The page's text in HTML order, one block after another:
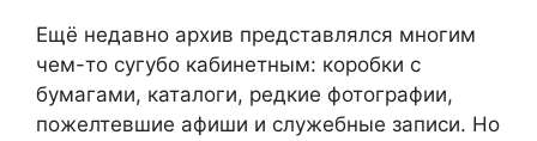
Ещё недавно архив представлялся многим
чем-то сугубо кабинетным: коробки с
бумагами, каталоги, редкие фотографии,
пожелтевшие афиши и служебные записи. Но